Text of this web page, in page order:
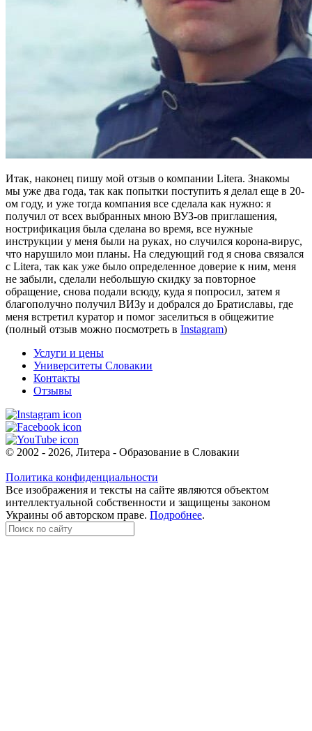
Итак, наконец пишу мой отзыв о компании Litera. Знакомы
мы уже два года, так как попытки поступить я делал еще в 20-
ом году, и уже тогда компания все сделала как нужно: я
получил от всех выбранных мною ВУЗ-ов приглашения,
нострификация была сделана во время, все нужные
инструкции у меня были на руках, но случился корона-вирус,
что нарушило мои планы. На следующий год я снова связался
с Litera, так как уже было определенное доверие к ним, меня
не забыли, сделали небольшую скидку за повторное
обращение, снова подали всюду, куда я попросил, затем я
благополучно получил ВИЗу и добрался до Братиславы, где
меня встретил куратор и помог заселиться в общежитие
(полный отзыв можно посмотреть в Instagram)
Услуги и цены
Университеты Словакии
Контакты
Отзывы
© 2002 - 2026, Литера - Образование в Словакии
Политика конфиденциальности
Все изображения и тексты на сайте являются объектом
интеллектуальной собственности и защищены законом
Украины об авторском праве. Подробнее.